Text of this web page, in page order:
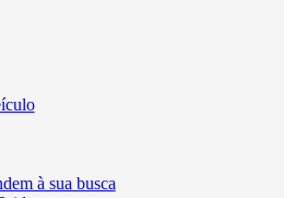
à sua busca